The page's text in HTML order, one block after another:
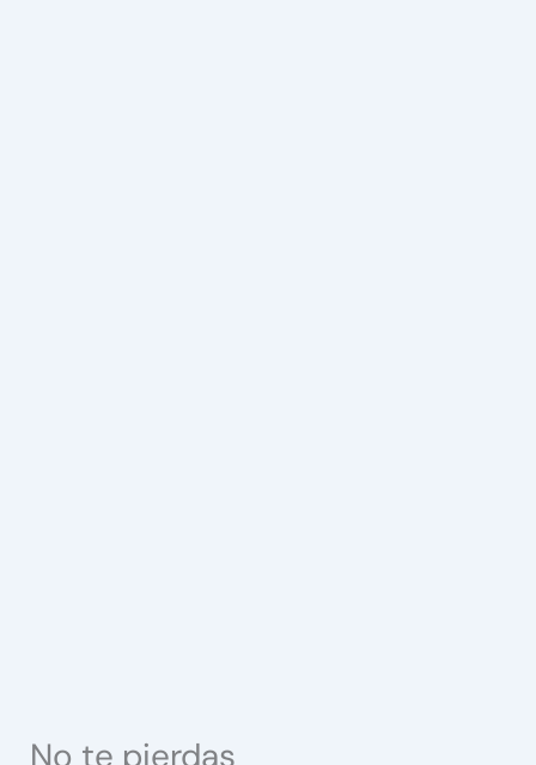
No te pierdas